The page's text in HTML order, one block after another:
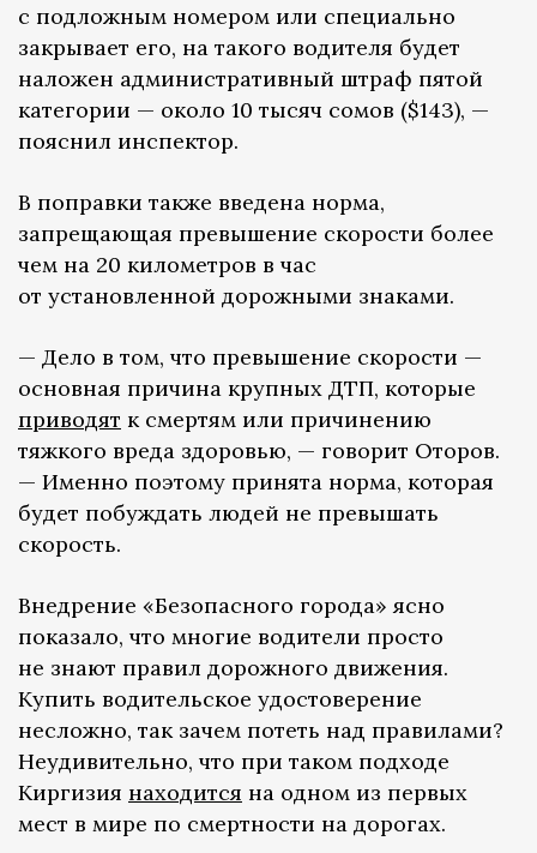
с подложным номером или специально
закрывает его, на такого водителя будет
наложен административный штраф пятой
категории — около 10 тысяч сомов ($143), —
пояснил инспектор.
В поправки также введена норма,
запрещающая превышение скорости более
чем на 20 километров в час
от установленной дорожными знаками.
— Дело в том, что превышение скорости —
основная причина крупных ДТП, которые
приводят к смертям или причинению
тяжкого вреда здоровью, — говорит Оторов.
— Именно поэтому принята норма, которая
будет побуждать людей не превышать
скорость.
Внедрение «Безопасного города» ясно
показало, что многие водители просто
не знают правил дорожного движения.
Купить водительское удостоверение
несложно, так зачем потеть над правилами?
Неудивительно, что при таком подходе
Киргизия находится на одном из первых
мест в мире по смертности на дорогах.